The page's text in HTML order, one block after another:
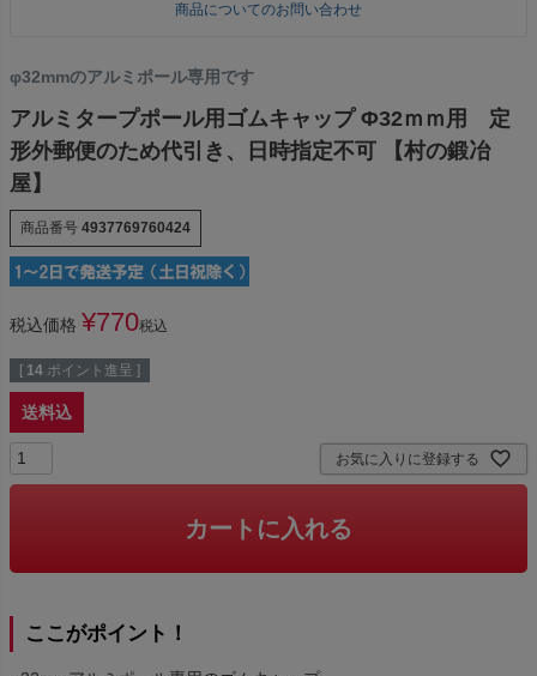
商品についてのお問い合わせ
φ32mmのアルミポール専用です
アルミタープポール用ゴムキャップ Φ32ｍｍ用 定
形外郵便のため代引き、日時指定不可 【村の鍛冶
屋】
商品番号 4937769760424
税込価格 ¥770税込
[ 14 ポイント進呈 ]
送料込
お気に入りに登録する
カートに入れる
ここがポイント！